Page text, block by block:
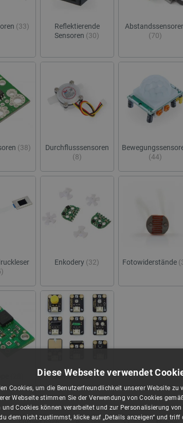
(33)
Reflektierende
Sensoren (30)
(70)
(38)
Durchflusssensoren
(8)
(44)
Enkodery (32) Fotowiderstände
Sensor-Kits(9)
Diese Webseite verwendet
Cookies, um die Benutzerfreundlichkeit unserer Website zu
Webseite stimmen Sie der Verwendung von Cookies
und Cookies können verarbeitet und zur Personalisierung
dem nicht zustimmst, klicke auf „Details anzeigen“ und